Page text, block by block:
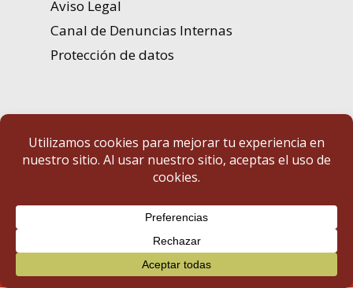
Aviso Legal
Canal de Denuncias Internas
Protección de datos
Portal de Transparencia | Diputación de Badajoz